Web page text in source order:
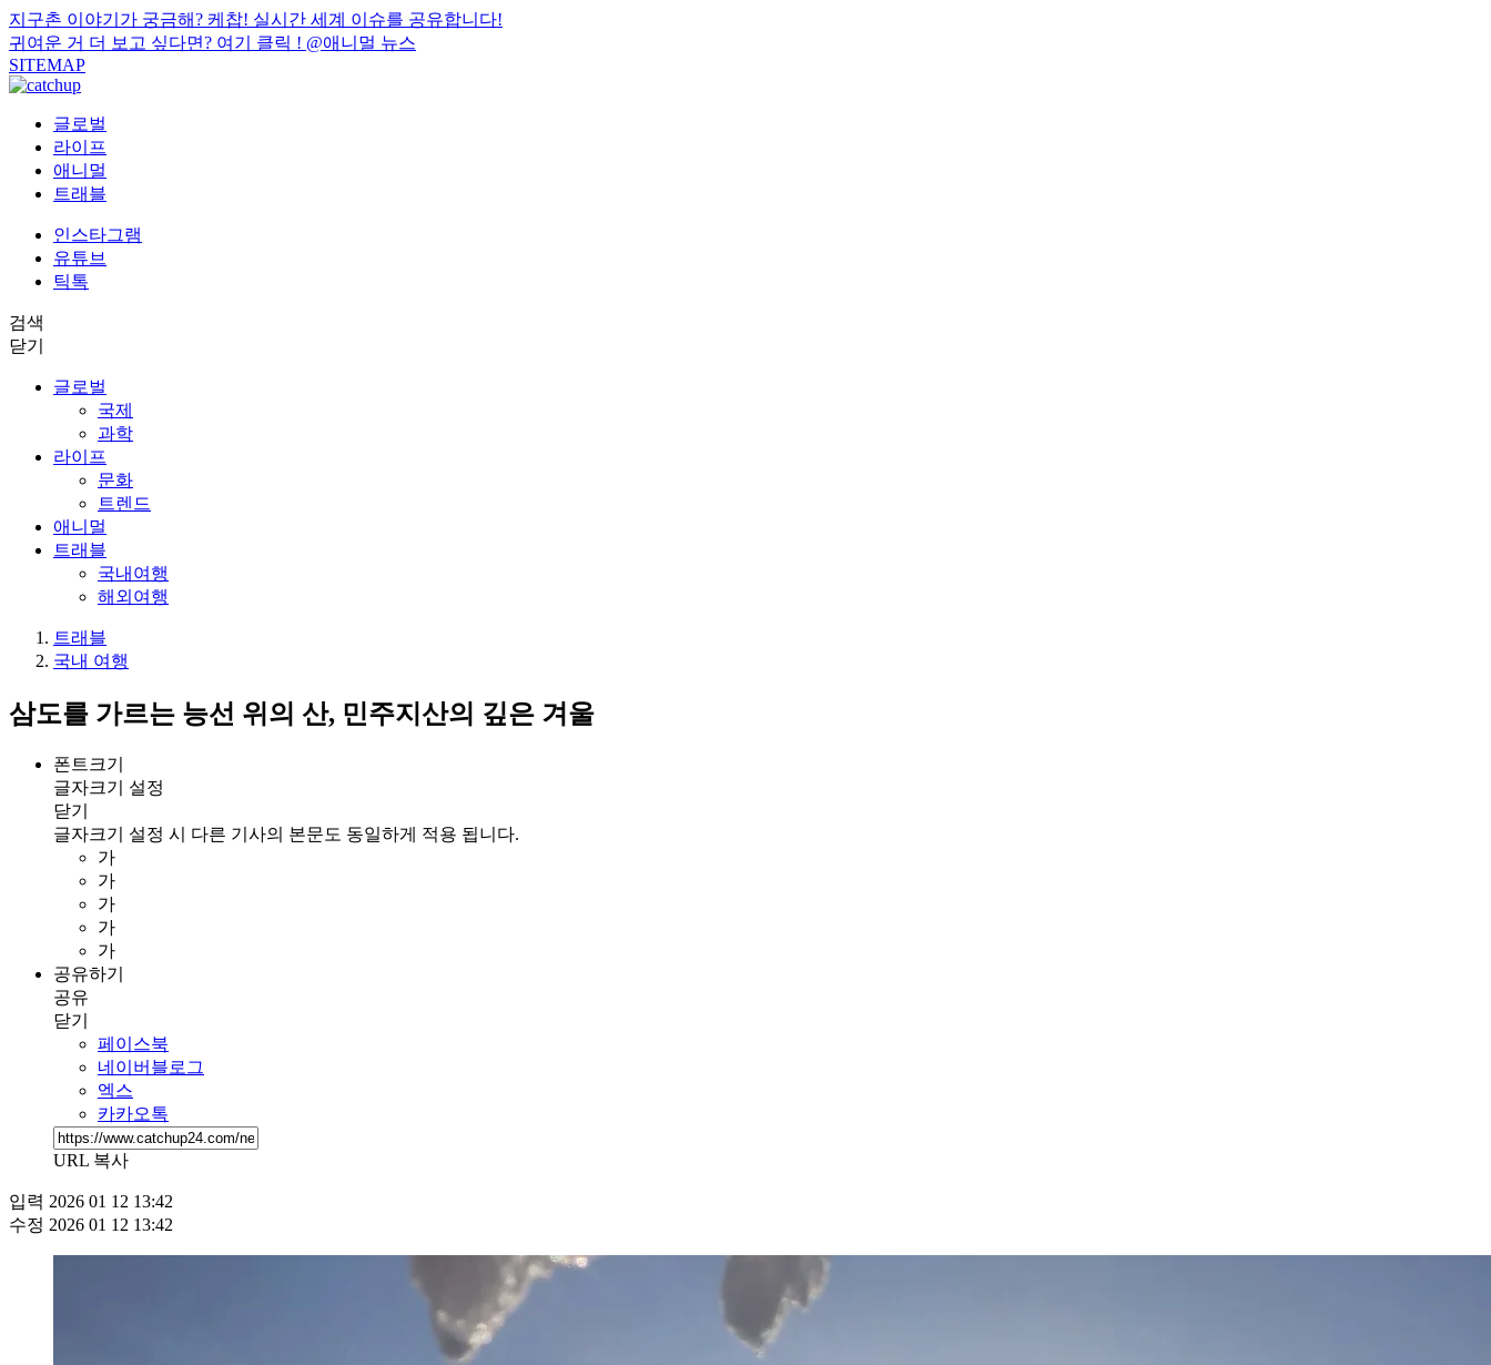
지구촌 이야기가 궁금해? 케찹! 실시간 세계 이슈를 공유합니다!
귀여운 거 더 보고 싶다면? 여기 클릭 ! @애니멀 뉴스
SITEMAP
글로벌
라이프
애니멀
트래블
인스타그램
유튜브
틱톡
검색
닫기
글로벌
국제
과학
라이프
문화
트렌드
애니멀
트래블
국내여행
해외여행
트래블
국내 여행
삼도를 가르는 능선 위의 산, 민주지산의 깊은 겨울
폰트크기
글자크기 설정
닫기
글자크기 설정 시 다른 기사의 본문도 동일하게 적용 됩니다.
가
가
가
가
가
공유하기
공유
닫기
페이스북
네이버블로그
엑스
카카오톡
URL 복사
입력 2026 01 12 13:42
수정 2026 01 12 13:42